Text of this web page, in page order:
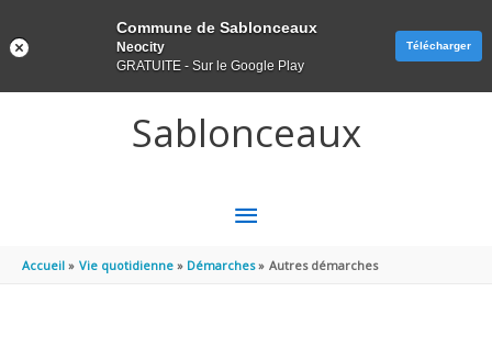
Sablonceaux
MENU
PRINCIPAL
Accueil Vie quotidienne Démarches Autres démarches
Commune de Sablonceaux
Neocity
GRATUITE - Sur le Google Play
Télécharger